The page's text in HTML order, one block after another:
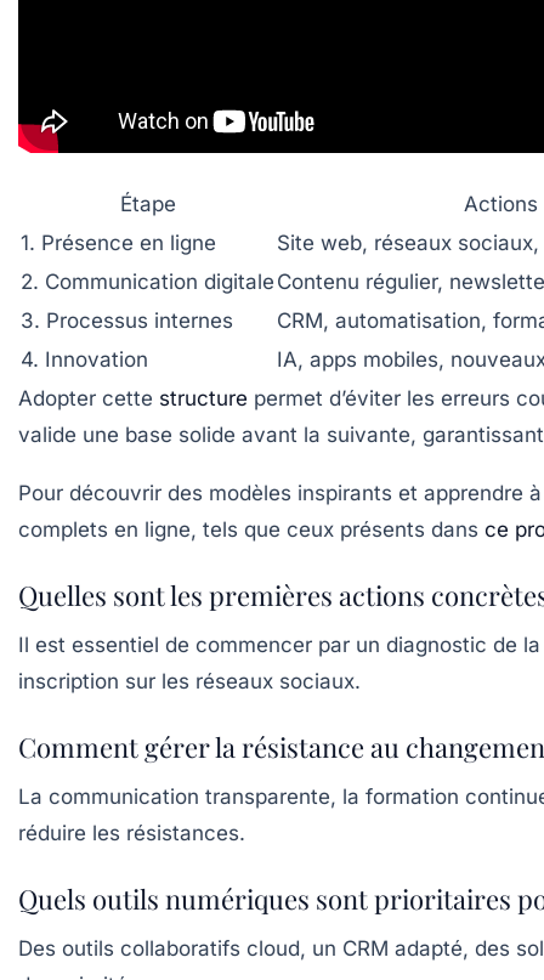
Étape
Actions
1. Présence en ligne
Site web, réseaux
2. Communication digitale Contenu régulier,
3. Processus internes
CRM, automatisation,
4. Innovation
IA, apps mobiles,
Adopter cette structure permet d’éviter les erreurs
valide une base solide avant la suivante,
Pour découvrir des modèles inspirants et apprendre
complets en ligne, tels que ceux présents dans ce
Quelles sont les premières actions
Il est essentiel de commencer par un diagnostic de
inscription sur les réseaux sociaux.
Comment gérer la résistance au
La communication transparente, la formation
réduire les résistances.
Quels outils numériques sont prioritaires
Des outils collaboratifs cloud, un CRM adapté, des